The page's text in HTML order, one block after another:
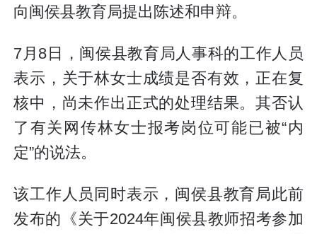
向闽侯县教育局提出陈述和申辩。
7月8日，闽侯县教育局人事科的工作人员
表示，关于林女士成绩是否有效，正在复
核中，尚未作出正式的处理结果。其否认
了有关网传林女士报考岗位可能已被“内
定”的说法。
该工作人员同时表示，闽侯县教育局此前
发布的《关于2024年闽侯县教师招考参加